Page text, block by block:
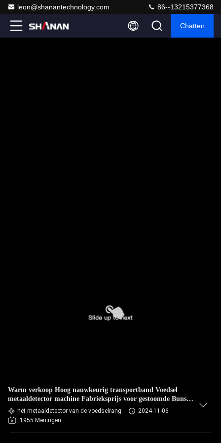
leon@shanantechnology.com 86--13215377368
Chatten
Warm verkoop Hoog nauwkeurig transportband Voedsel
metaaldetector machine Fabrieksprijs voor gestoomde Buns
Dumplings
het metaaldetector van de voedselrang
2024-11-06
1955 Meningen